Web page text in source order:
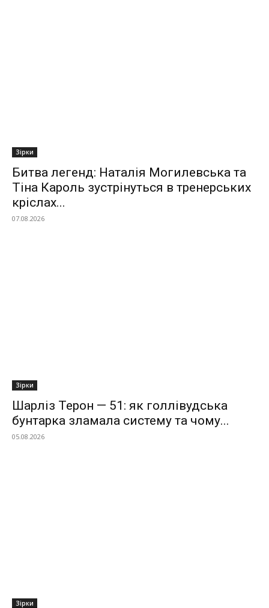
Зірки
Битва легенд: Наталія Могилевська та
Тіна Кароль зустрінуться в тренерських
кріслах...
07.08.2026
Зірки
Шарліз Терон — 51: як голлівудська
бунтарка зламала систему та чому...
05.08.2026
Зірки